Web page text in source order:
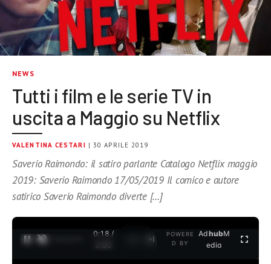
NEWS
Tutti i film e le serie TV in
uscita a Maggio su Netflix
VALENTINA CESTARI | 30 APRILE 2019
Saverio Raimondo: il satiro parlante Catalogo Netflix maggio
2019: Saverio Raimondo 17/05/2019 Il comico e autore
satirico Saverio Raimondo diverte […]
0:19 /
3:35
POWERE
D BY
AdhubM
edia